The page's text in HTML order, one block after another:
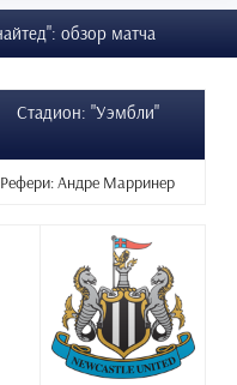
обзор матча
Стадион: "Уэмбли"
Рефери: Андре Марринер